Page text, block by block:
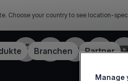
Choose your country to see location-
Branchen Partner
Facebook
X LinkedInInstagram
Manage